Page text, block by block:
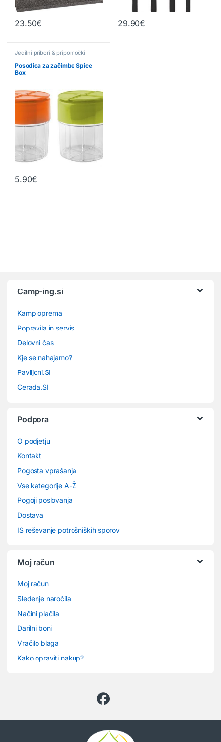
23.50€ 29.90€
Jedilni pribori & pripomočki
Posodica za začimbe Spice
Box
5.90€
Camp-ing.si
Kamp oprema
Popravila in servis
Delovni čas
Kje se nahajamo?
Paviljoni.SI
Cerada.SI
Podpora
O podjetju
Kontakt
Pogosta vprašanja
Vse kategorije A-Ž
Pogoji poslovanja
Dostava
IS reševanje potrošniških sporov
Moj račun
Moj račun
Sledenje naročila
Načini plačila
Darilni boni
Vračilo blaga
Kako opraviti nakup?